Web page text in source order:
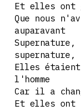
Et elles ont
Que nous
auparavant
Supernature,
supernature,
Elles
l'homme
Car il a
Et elles ont